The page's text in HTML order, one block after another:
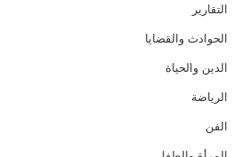
التقارير
الحوادث والقضايا
الدين والحياة
الرياضة
الفن